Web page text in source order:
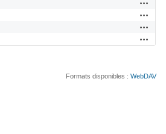
Formats disponibles : WebDAV